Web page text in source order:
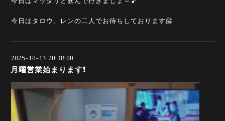
今日はタロウ、レンの二人でお待ちしております🤗
2025-10-13 20:38:00
月曜営業始まります❗